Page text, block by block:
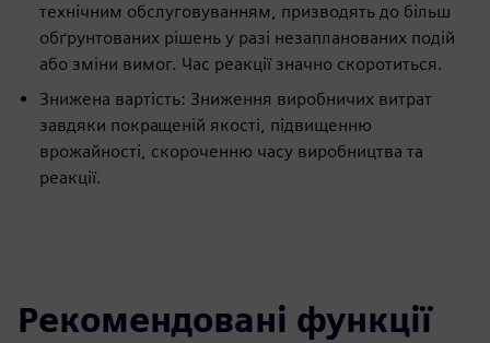
технічним обслуговуванням, призводять до більш
обґрунтованих рішень у разі незапланованих подій
або зміни вимог. Час реакції значно скоротиться.
Знижена вартість: Зниження виробничих витрат
завдяки покращеній якості, підвищенню
врожайності, скороченню часу виробництва та
реакції.
Рекомендовані функції